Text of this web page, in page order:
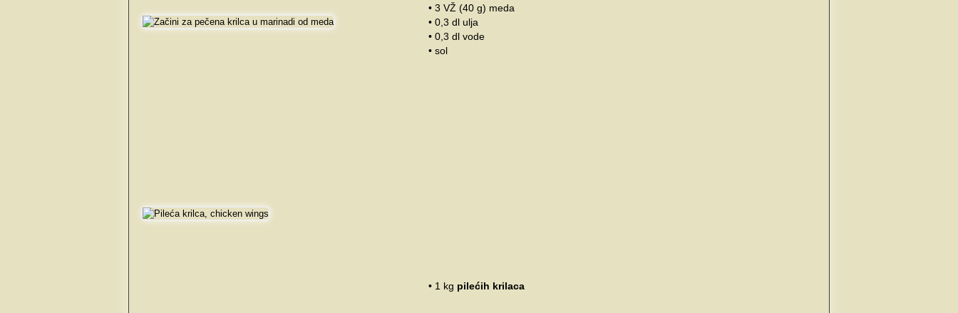
• 3 VŽ (40 g) meda
• 0,3 dl ulja
• 0,3 dl vode
• sol
• 1 kg pilećih krilaca